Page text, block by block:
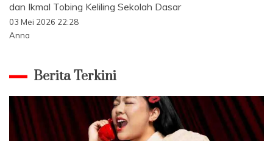
dan Ikmal Tobing Keliling Sekolah Dasar
03 Mei 2026 22:28
Anna
Berita Terkini